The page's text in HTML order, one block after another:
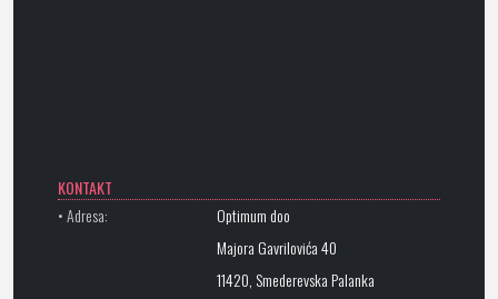
KONTAKT
• Adresa:
Optimum doo
Majora Gavrilovića 40
11420, Smederevska Palanka